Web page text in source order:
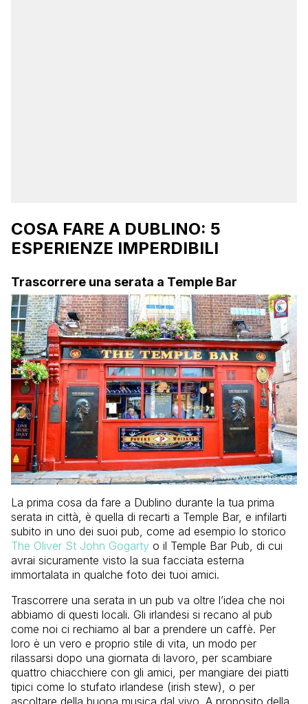
COSA FARE A DUBLINO: 5
ESPERIENZE IMPERDIBILI
Trascorrere una serata a Temple Bar
La prima cosa da fare a Dublino durante la tua prima
serata in città, è quella di recarti a Temple Bar, e infilarti
subito in uno dei suoi pub, come ad esempio lo storico
The Oliver St John Gogarty o il Temple Bar Pub, di cui
avrai sicuramente visto la sua facciata esterna
immortalata in qualche foto dei tuoi amici.
Trascorrere una serata in un pub va oltre l’idea che noi
abbiamo di questi locali. Gli irlandesi si recano al pub
come noi ci rechiamo al bar a prendere un caffè. Per
loro è un vero e proprio stile di vita, un modo per
rilassarsi dopo una giornata di lavoro, per scambiare
quattro chiacchiere con gli amici, per mangiare dei piatti
tipici come lo stufato irlandese (irish stew), o per
ascoltare della buona musica dal vivo. A proposito della